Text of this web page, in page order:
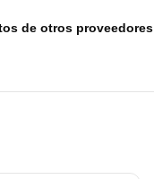
de otros proveedores